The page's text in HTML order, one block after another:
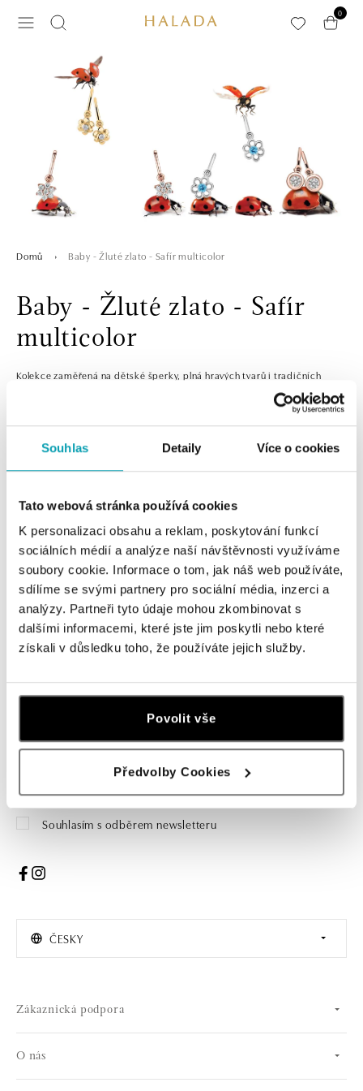
Souhlas Detaily Více o cookies
Tato webová stránka používá cookies
K personalizaci obsahu a reklam, poskytování funkcí
sociálních médií a analýze naší návštěvnosti využíváme
soubory cookie. Informace o tom, jak náš web používáte,
sdílíme se svými partnery pro sociální média, inzerci a
analýzy. Partneři tyto údaje mohou zkombinovat s
dalšími informacemi, které jste jim poskytli nebo které
získali v důsledku toho, že používáte jejich služby.
Povolit vše
Předvolby Cookies
0
Domů Baby - Žluté zlato - Safír multicolor
Baby - Žluté zlato - Safír
multicolor
Kolekce zaměřená na dětské šperky, plná hravých tvarů i tradičních
šperků. Přívěsky pro štěstí, rozkošné náušnice nebo náramky posázené
diamanty a drahými kameny, jsou skvělou formou první investice, kterou
pro své děti uskutečníte. Diamanty s časem rostou na ceně, proto vám
0 z 0 produktů FILTR
V katalogu nejsou žádné produkty.
Souhlasím s odběrem newsletteru
ČESKY
Zákaznická podpora
O nás